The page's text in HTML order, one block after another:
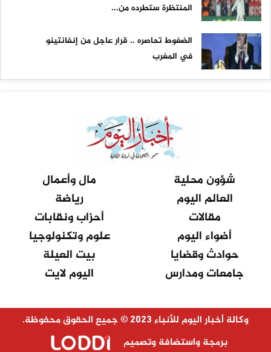
المنتظرة ستطرده من...
الضغوط تحاصره .. قرار عاجل من إنفانتينو
في المغرب
شؤون محلية
مال وأعمال
العالم اليوم
رياضة
مقالات
أحزاب ونقابات
أضواء اليوم
علوم وتكنولوجيا
حوادث وقضايا
بيت العيلة
جامعات ومدارس
اليوم لايت
وكالة أخبار اليوم للأنباء 2023 © جميع الحقوق محفوظة.
برمجة واستضافة وتصميم